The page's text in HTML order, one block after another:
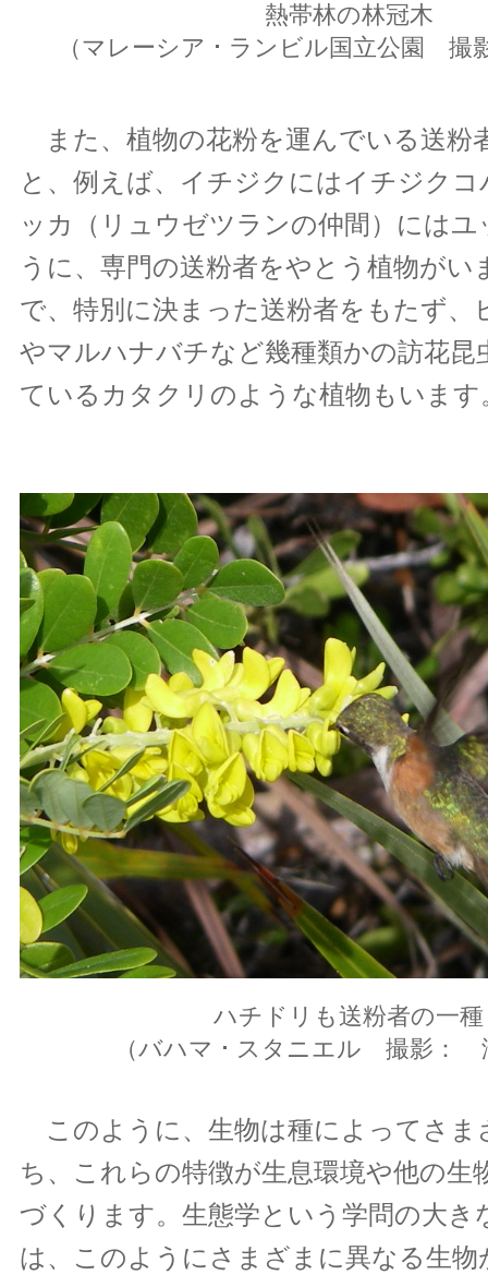
熱帯林の林冠木
（マレーシア ･ ランビル国立公園 撮
また、植物の花粉を運んでいる送粉
と、例えば、イチジクにはイチジク
ッカ（リュウゼツランの仲間）には
うに、専門の送粉者をやとう植物がい
で、特別に決まった送粉者をもたず、
やマルハナバチなど幾種類かの訪花昆
ているカタクリのような植物もいます
ハチドリも送粉者の一種
（バハマ ･ スタニエル 撮影：
このように、生物は種によってさま
ち、これらの特徴が生息環境や他の生
づくります。生態学という学問の大き
は、このようにさまざまに異なる生